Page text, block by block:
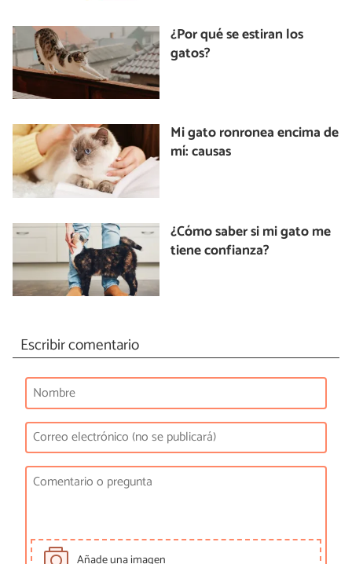
¿Por qué se estiran los
gatos?
Mi gato ronronea encima de
mí: causas
¿Cómo saber si mi gato me
tiene confianza?
Escribir comentario
Añade una imagen